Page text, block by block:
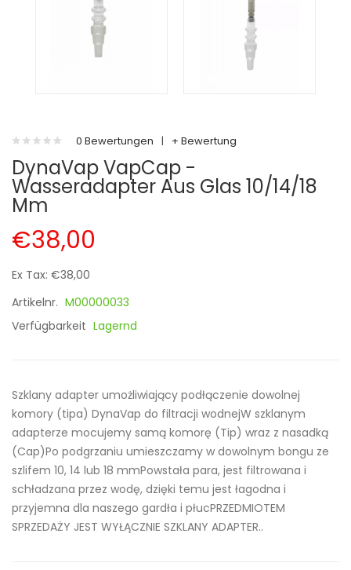
0 Bewertungen | + Bewertung
DynaVap VapCap -
Wasseradapter Aus Glas 10/14/18
Mm
€38,00
Ex Tax: €38,00
Artikelnr. M00000033
Verfügbarkeit Lagernd
Szklany adapter umożliwiający podłączenie dowolnej
komory (tipa) DynaVap do filtracji wodnejW szklanym
adapterze mocujemy samą komorę (Tip) wraz z nasadką
(Cap)Po podgrzaniu umieszczamy w dowolnym bongu ze
szlifem 10, 14 lub 18 mmPowstała para, jest filtrowana i
schładzana przez wodę, dzięki temu jest łagodna i
przyjemna dla naszego gardła i płucPRZEDMIOTEM
SPRZEDAŻY JEST WYŁĄCZNIE SZKLANY ADAPTER..